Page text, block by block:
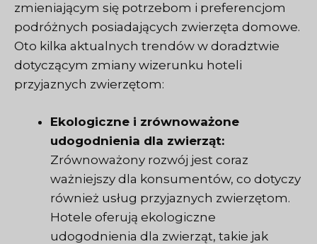
zmieniającym się potrzebom i preferencjom
podróżnych posiadających zwierzęta domowe.
Oto kilka aktualnych trendów w doradztwie
dotyczącym zmiany wizerunku hoteli
przyjaznych zwierzętom:
Ekologiczne i zrównoważone
udogodnienia dla zwierząt:
Zrównoważony rozwój jest coraz
ważniejszy dla konsumentów, co dotyczy
również usług przyjaznych zwierzętom.
Hotele oferują ekologiczne
udogodnienia dla zwierząt, takie jak